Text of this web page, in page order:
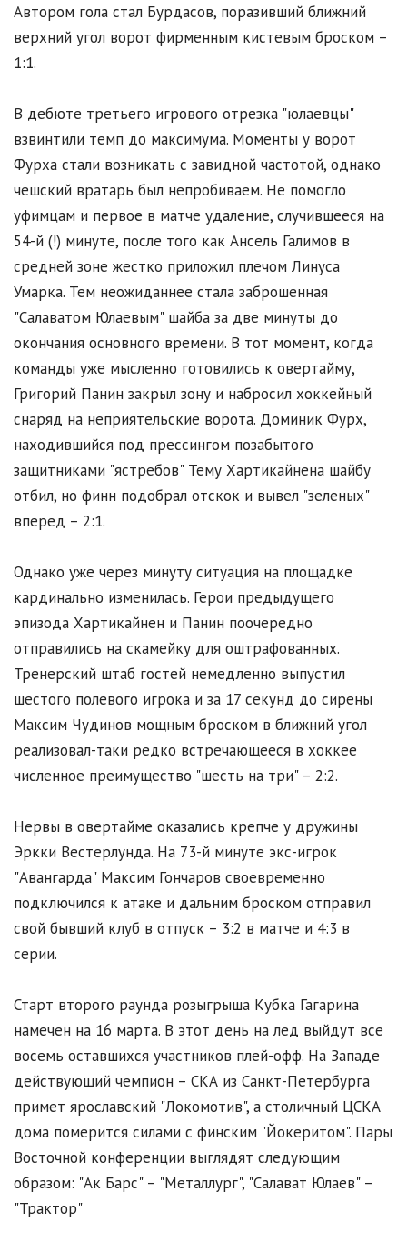
Автором гола стал Бурдасов, поразивший ближний
верхний угол ворот фирменным кистевым броском –
1:1.
В дебюте третьего игрового отрезка "юлаевцы"
взвинтили темп до максимума. Моменты у ворот
Фурха стали возникать с завидной частотой, однако
чешский вратарь был непробиваем. Не помогло
уфимцам и первое в матче удаление, случившееся на
54-й (!) минуте, после того как Ансель Галимов в
средней зоне жестко приложил плечом Линуса
Умарка. Тем неожиданнее стала заброшенная
"Салаватом Юлаевым" шайба за две минуты до
окончания основного времени. В тот момент, когда
команды уже мысленно готовились к овертайму,
Григорий Панин закрыл зону и набросил хоккейный
снаряд на неприятельские ворота. Доминик Фурх,
находившийся под прессингом позабытого
защитниками "ястребов" Тему Хартикайнена шайбу
отбил, но финн подобрал отскок и вывел "зеленых"
вперед – 2:1.
Однако уже через минуту ситуация на площадке
кардинально изменилась. Герои предыдущего
эпизода Хартикайнен и Панин поочередно
отправились на скамейку для оштрафованных.
Тренерский штаб гостей немедленно выпустил
шестого полевого игрока и за 17 секунд до сирены
Максим Чудинов мощным броском в ближний угол
реализовал-таки редко встречающееся в хоккее
численное преимущество "шесть на три" – 2:2.
Нервы в овертайме оказались крепче у дружины
Эркки Вестерлунда. На 73-й минуте экс-игрок
"Авангарда" Максим Гончаров своевременно
подключился к атаке и дальним броском отправил
свой бывший клуб в отпуск – 3:2 в матче и 4:3 в
серии.
Старт второго раунда розыгрыша Кубка Гагарина
намечен на 16 марта. В этот день на лед выйдут все
восемь оставшихся участников плей-офф. На Западе
действующий чемпион – СКА из Санкт-Петербурга
примет ярославский "Локомотив", а столичный ЦСКА
дома померится силами с финским "Йокеритом". Пары
Восточной конференции выглядят следующим
образом: "Ак Барс" – "Металлург", "Салават Юлаев" –
"Трактор"